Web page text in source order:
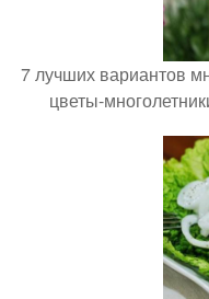
7 лучших вариантов
цветы-